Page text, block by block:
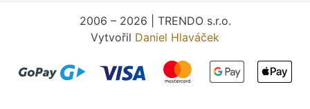
2006 – 2026 | TRENDO s.r.o.
Vytvořil Daniel Hlaváček